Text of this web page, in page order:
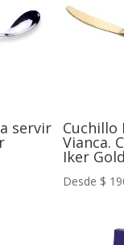
servir Cuchillo
Vianca.
Iker Gold
Desde $